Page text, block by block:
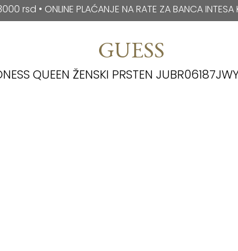
NA RATE ZA BANCA INTESA KARTICE
NA RATE ZA BANCA INTESA KARTICE
GUESS
QUEEN ŽENSKI PRSTEN